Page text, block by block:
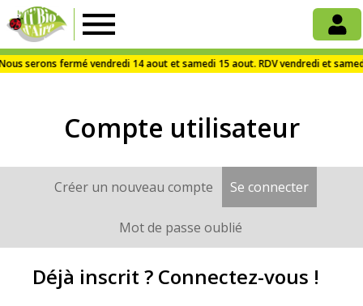
La
Ti'Bio
d'Aire
Compte utilisateur
OngletsCréer un nouveau compte Se connecter(onglet
Mot de passe oublié
Déjà inscrit ? Connectez-vous !